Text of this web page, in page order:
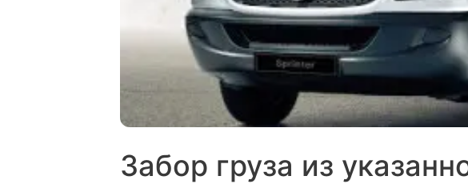
Забор груза из